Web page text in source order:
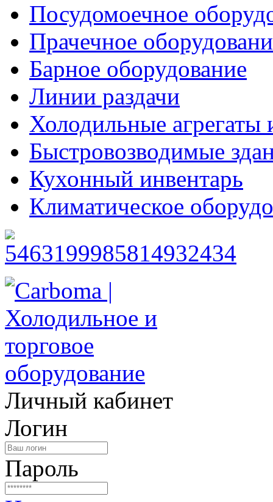
Посудомоечное
Прачечное
Барное оборудование
Линии раздачи
Холодильные агрегаты
Быстровозводимые
Кухонный инвентарь
Климатическое
Личный кабинет
Логин
Пароль